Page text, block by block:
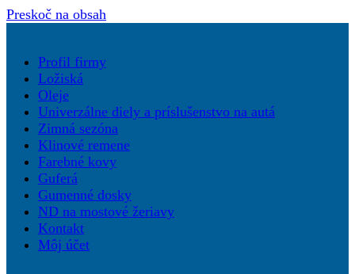
Preskoč na obsah
Profil firmy
Ložiská
Oleje
Univerzálne diely a príslušenstvo na autá
Zimná sezóna
Klinové remene
Farebné kovy
Guferá
Gumenné dosky
ND na mostové žeriavy
Kontakt
Môj účet